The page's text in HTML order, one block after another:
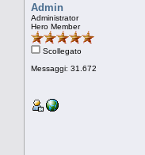
Admin
Administrator
Hero Member
Scollegato
Messaggi: 31.672